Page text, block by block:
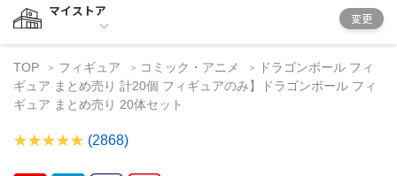
マイストア
変更
TOP フィギュア コミック・アニメ
ドラゴンボール フィ
ギュア まとめ売り 計20個 フィギュアのみ】ドラゴンボール フィ
ギュア まとめ売り 20体セット
(2868)